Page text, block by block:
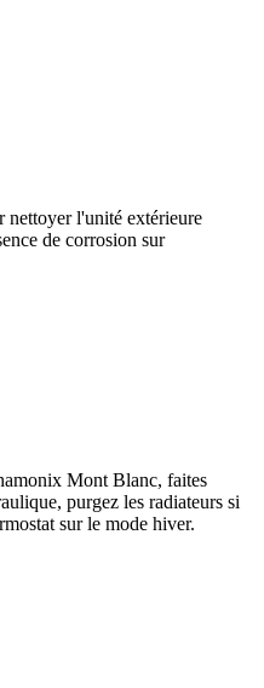
nettoyer l'unité extérieure
de corrosion sur
Mont Blanc, faites
purgez les radiateurs si
sur le mode hiver.